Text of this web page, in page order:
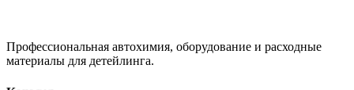
Профессиональная автохимия, оборудование и расходные
материалы для детейлинга.